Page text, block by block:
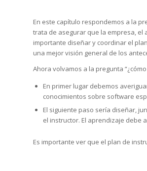
En este capítulo respondemos a la
trata de asegurar que la empresa,
importante diseñar y coordinar el
una mejor visión general de los
Ahora volvamos a la pregunta
En primer lugar debemos
conocimientos sobre software
El siguiente paso sería diseñar,
el instructor. El aprendizaje debe
Es importante ver que el plan de